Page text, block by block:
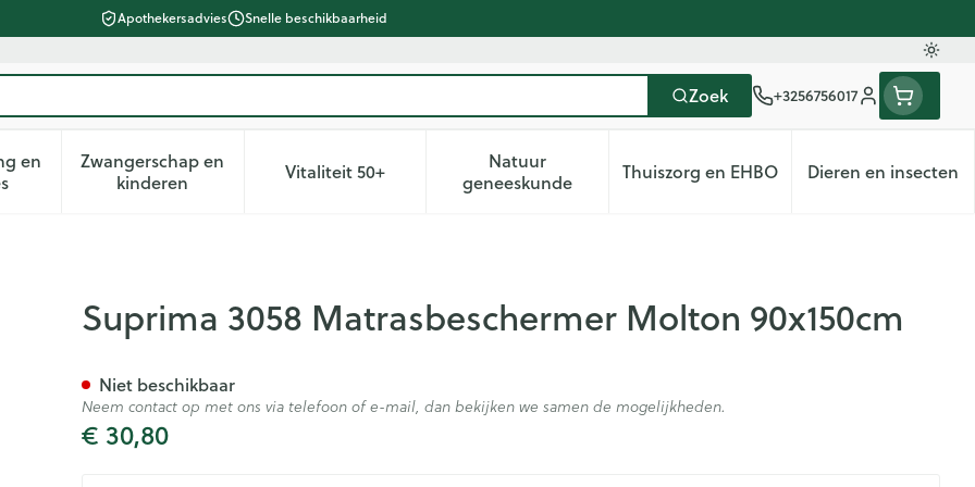
Apothekersadvies Snelle beschikbaarheid
Zoek +3256756017
Klant menu
verzorging en hygiëne categorie
en
submenu voor Dieet, voeding en vitamines categorie
Zwangerschap en
kinderenToon submenu voor Zwangerschap en kinderen categorie
Vitaliteit 50+Toon submenu voor Vitaliteit 50+ categorie
Natuur
geneeskundeToon submenu voor Natuur geneeskunde categorie
Thuiszorg en EHBOToon submenu voor Thuiszorg
Dieren en insecten
Toon
Molton 90x150cm
Suprima 3058 Matrasbeschermer Molton 90x150cm
€ 30,80
Niet beschikbaar
Neem contact op met ons via telefoon of e-mail, dan bekijken we samen de mogelijkheden.